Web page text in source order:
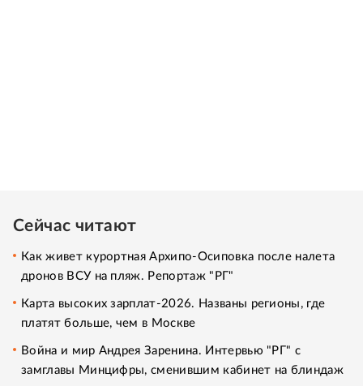
Сейчас читают
Как живет курортная Архипо-Осиповка после налета
дронов ВСУ на пляж. Репортаж "РГ"
Карта высоких зарплат-2026. Названы регионы, где
платят больше, чем в Москве
Война и мир Андрея Заренина. Интервью "РГ" с
замглавы Минцифры, сменившим кабинет на блиндаж